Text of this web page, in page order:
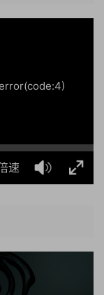
速
error(code:4)